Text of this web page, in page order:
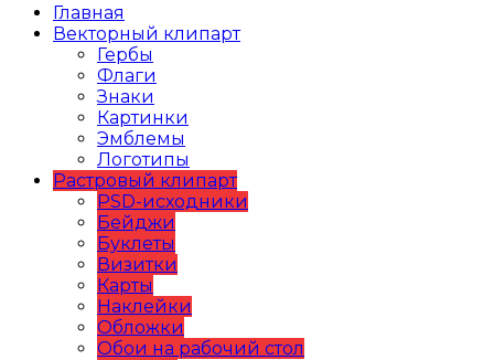
Главная
Векторный клипарт
Гербы
Флаги
Знаки
Картинки
Эмблемы
Логотипы
Растровый клипарт
PSD-исходники
Бейджи
Буклеты
Визитки
Карты
Наклейки
Обложки
Обои на рабочий стол